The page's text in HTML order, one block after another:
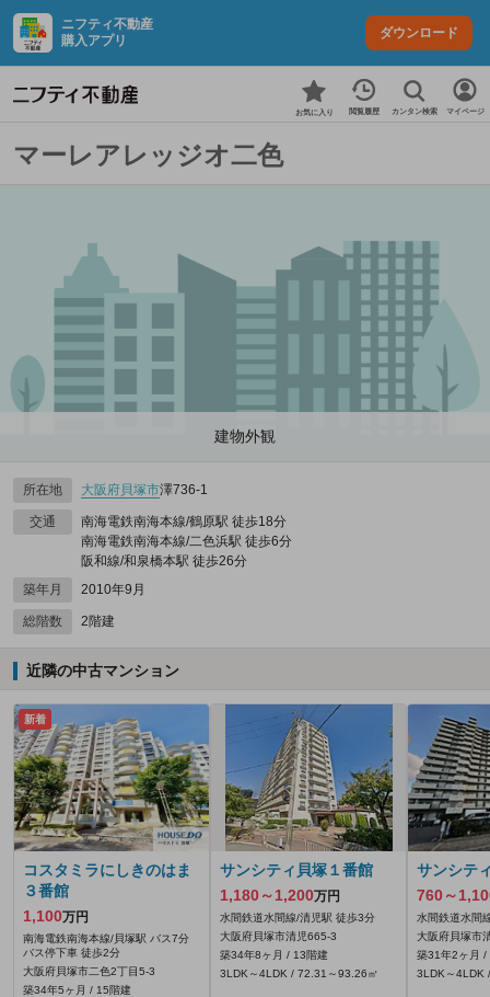
ニフティ不動産
購入アプリ
ダウンロード
お気に入り 閲覧履歴 カンタン検索 マイページ
マーレアレッジオ二色
建物外観
所在地 大阪府貝塚市澤736‐1
交通
南海電鉄南海本線/鶴原駅 徒歩18分
南海電鉄南海本線/二色浜駅 徒歩6分
阪和線/和泉橋本駅 徒歩26分
築年月
2010年9月
総階数 2階建
近隣の中古マンション
新着
コスタミラにしきのはま
３番館
1,100万円
南海電鉄南海本線/貝塚駅 バス7分
バス停下車 徒歩2分
大阪府貝塚市二色2丁目5-3
築34年5ヶ月 / 15階建
サンシティ貝塚１番館
1,180～1,200万円
水間鉄道水間線/清児駅 徒歩3分
大阪府貝塚市清児665‐3
築34年8ヶ月 / 13階建
3LDK～4LDK / 72.31～93.26㎡
サンシテ
760～
水間鉄道水間
大阪府貝塚市
築31年2ヶ月 /
3LDK～4LDK